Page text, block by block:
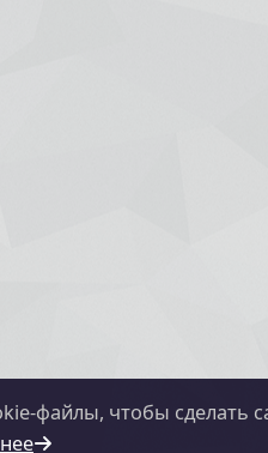
файлы, чтобы сделать